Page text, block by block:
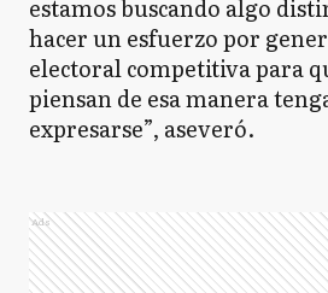
estamos buscando algo
hacer un esfuerzo por
electoral competitiva para
piensan de esa manera
expresarse”, aseveró.
Ads